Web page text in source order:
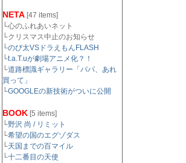
NETA [47 items]
└心のふれあいネット
└クリスマス中止のお知らせ
└のび太VSドラえもんFLASH
└t.a.T.uが劇場アニメ化？！
└道路標識ギャラリー「パパ、あれ
買って」
└GOOGLEの新技術がついに公開
BOOK [5 items]
└野沢 尚 / リミット
└希望の国のエグゾダス
└天国までの百マイル
└十二番目の天使